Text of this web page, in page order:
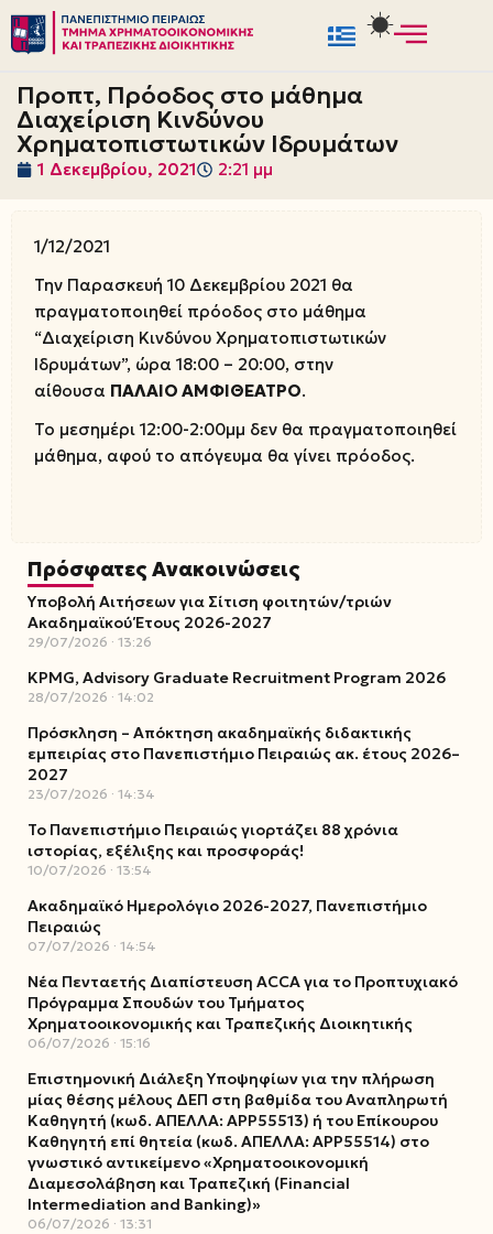
Μεταπηδήστε
στο
περιεχόμενο
Προπτ, Πρόοδος στο μάθημα
Διαχείριση Κινδύνου
Χρηματοπιστωτικών Ιδρυμάτων
1 Δεκεμβρίου, 2021 2:21 μμ
1/12/2021
Την Παρασκευή 10 Δεκεμβρίου 2021 θα
πραγματοποιηθεί πρόοδος στο μάθημα
“Διαχείριση Κινδύνου Χρηματοπιστωτικών
Ιδρυμάτων”, ώρα 18:00 – 20:00, στην
αίθουσα ΠΑΛΑΙΟ ΑΜΦΙΘΕΑΤΡΟ.
Το μεσημέρι 12:00-2:00μμ δεν θα πραγματοποιηθεί
μάθημα, αφού το απόγευμα θα γίνει πρόοδος.
Πρόσφατες Ανακοινώσεις
Υποβολή Αιτήσεων για Σίτιση φοιτητών/τριών
Ακαδημαϊκού Έτους 2026-2027
29/07/2026 13:26
KPMG, Advisory Graduate Recruitment Program 2026
28/07/2026 14:02
Πρόσκληση – Απόκτηση ακαδημαϊκής διδακτικής
εμπειρίας στο Πανεπιστήμιο Πειραιώς ακ. έτους 2026–
2027
23/07/2026 14:34
Το Πανεπιστήμιο Πειραιώς γιορτάζει 88 χρόνια
ιστορίας, εξέλιξης και προσφοράς!
10/07/2026 13:54
Ακαδημαϊκό Ημερολόγιο 2026-2027, Πανεπιστήμιο
Πειραιώς
07/07/2026 14:54
Νέα Πενταετής Διαπίστευση ACCA για το Προπτυχιακό
Πρόγραμμα Σπουδών του Τμήματος
Χρηματοοικονομικής και Τραπεζικής Διοικητικής
06/07/2026 15:16
Επιστημονική Διάλεξη Υποψηφίων για την πλήρωση
μίας θέσης μέλους ΔΕΠ στη βαθμίδα του Αναπληρωτή
Καθηγητή (κωδ. ΑΠΕΛΛΑ: ΑΡΡ55513) ή του Επίκουρου
Καθηγητή επί θητεία (κωδ. ΑΠΕΛΛΑ: ΑΡΡ55514) στο
γνωστικό αντικείμενο «Χρηματοοικονομική
Διαμεσολάβηση και Τραπεζική (Financial
Intermediation and Banking)»
06/07/2026 13:31